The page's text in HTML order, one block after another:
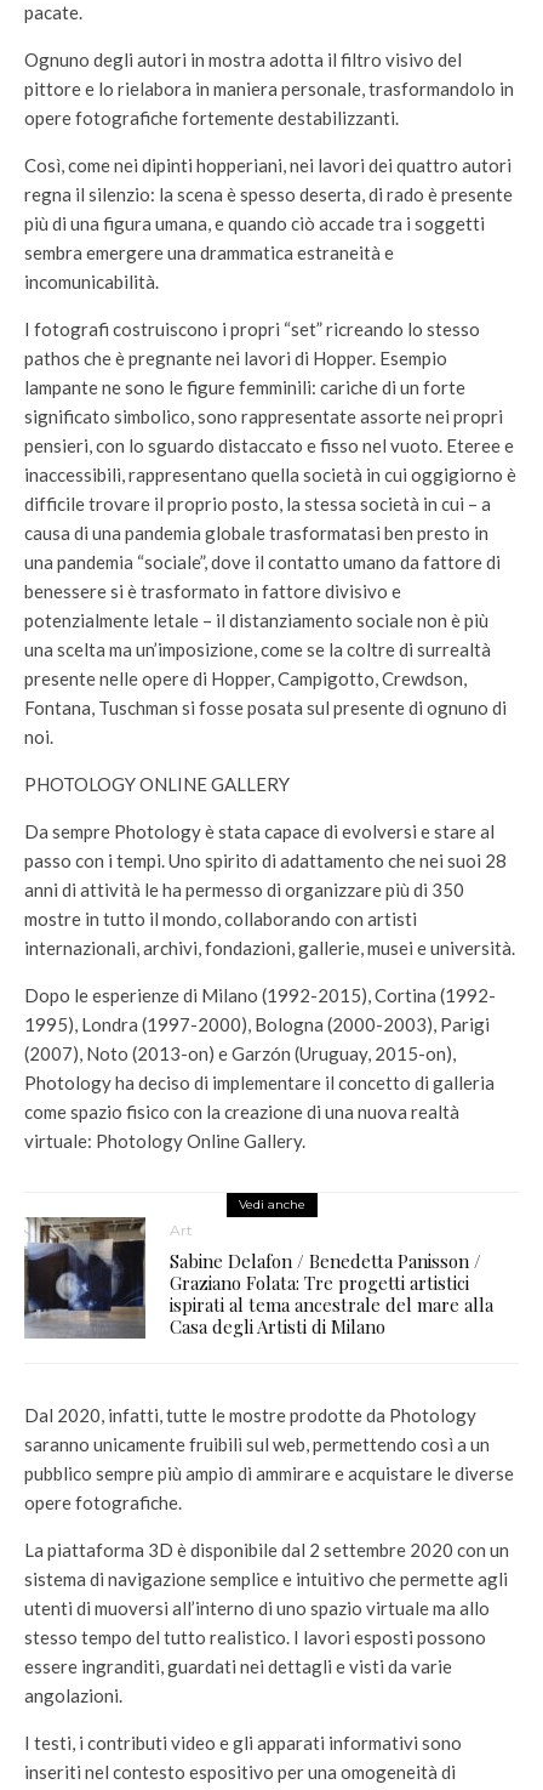
pacate.
Ognuno degli autori in mostra adotta il filtro visivo del
pittore e lo rielabora in maniera personale, trasformandolo in
opere fotografiche fortemente destabilizzanti.
Così, come nei dipinti hopperiani, nei lavori dei quattro autori
regna il silenzio: la scena è spesso deserta, di rado è presente
più di una figura umana, e quando ciò accade tra i soggetti
sembra emergere una drammatica estraneità e
incomunicabilità.
I fotografi costruiscono i propri “set” ricreando lo stesso
pathos che è pregnante nei lavori di Hopper. Esempio
lampante ne sono le figure femminili: cariche di un forte
significato simbolico, sono rappresentate assorte nei propri
pensieri, con lo sguardo distaccato e fisso nel vuoto. Eteree e
inaccessibili, rappresentano quella società in cui oggigiorno è
difficile trovare il proprio posto, la stessa società in cui – a
causa di una pandemia globale trasformatasi ben presto in
una pandemia “sociale”, dove il contatto umano da fattore di
benessere si è trasformato in fattore divisivo e
potenzialmente letale – il distanziamento sociale non è più
una scelta ma un’imposizione, come se la coltre di surrealtà
presente nelle opere di Hopper, Campigotto, Crewdson,
Fontana, Tuschman si fosse posata sul presente di ognuno di
noi.
PHOTOLOGY ONLINE GALLERY
Da sempre Photology è stata capace di evolversi e stare al
passo con i tempi. Uno spirito di adattamento che nei suoi 28
anni di attività le ha permesso di organizzare più di 350
mostre in tutto il mondo, collaborando con artisti
internazionali, archivi, fondazioni, gallerie, musei e università.
Dopo le esperienze di Milano (1992-2015), Cortina (1992-
1995), Londra (1997-2000), Bologna (2000-2003), Parigi
(2007), Noto (2013-on) e Garzón (Uruguay, 2015-on),
Photology ha deciso di implementare il concetto di galleria
come spazio fisico con la creazione di una nuova realtà
virtuale: Photology Online Gallery.
Vedi anche
Art
Sabine Delafon / Benedetta Panisson /
Graziano Folata: Tre progetti artistici
ispirati al tema ancestrale del mare alla
Casa degli Artisti di Milano
Dal 2020, infatti, tutte le mostre prodotte da Photology
saranno unicamente fruibili sul web, permettendo così a un
pubblico sempre più ampio di ammirare e acquistare le diverse
opere fotografiche.
La piattaforma 3D è disponibile dal 2 settembre 2020 con un
sistema di navigazione semplice e intuitivo che permette agli
utenti di muoversi all’interno di uno spazio virtuale ma allo
stesso tempo del tutto realistico. I lavori esposti possono
essere ingranditi, guardati nei dettagli e visti da varie
angolazioni.
I testi, i contributi video e gli apparati informativi sono
inseriti nel contesto espositivo per una omogeneità di